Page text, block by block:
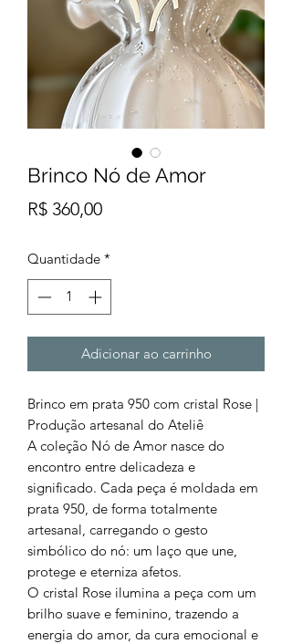
Brinco Nó de Amor
R$ 360,00Preço
Quantidade *
Adicionar ao carrinho
Brinco em prata 950 com cristal Rose |
Produção artesanal do Ateliê
A coleção Nó de Amor nasce do
encontro entre delicadeza e
significado. Cada peça é moldada em
prata 950, de forma totalmente
artesanal, carregando o gesto
simbólico do nó: um laço que une,
protege e eterniza afetos.
O cristal Rose ilumina a peça com um
brilho suave e feminino, trazendo a
energia do amor, da cura emocional e